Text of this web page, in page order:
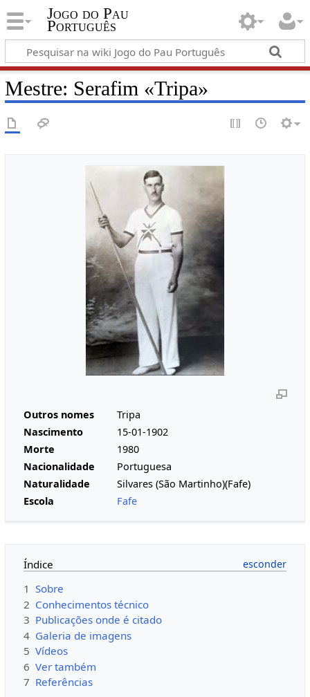
Jogo do Pau
Português
Mestre: Serafim «Tripa»
Outros nomes
Tripa
Nascimento
15-01-1902
Morte
1980
Nacionalidade
Portuguesa
Naturalidade
Silvares (São Martinho)(Fafe)
Escola
Fafe
Índice
1 Sobre
2 Conhecimentos técnico
3 Publicações onde é citado
4 Galeria de imagens
5 Vídeos
6 Ver também
7 Referências